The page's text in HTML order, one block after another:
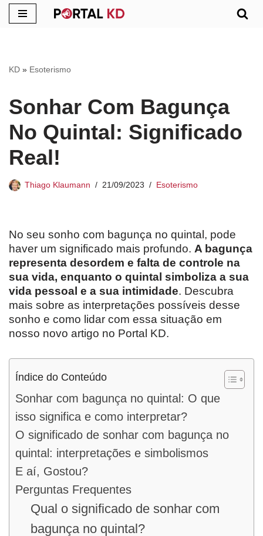
conteúdo
KD » Esoterismo
Sonhar Com Bagunça
No Quintal: Significado
Real!
Thiago Klaumann 21/09/2023 Esoterismo
No seu sonho com bagunça no quintal, pode
haver um significado mais profundo. A bagunça
representa desordem e falta de controle na
sua vida, enquanto o quintal simboliza a sua
vida pessoal e a sua intimidade. Descubra
mais sobre as interpretações possíveis desse
sonho e como lidar com essa situação em
nosso novo artigo no Portal KD.
Índice do Conteúdo
Sonhar com bagunça no quintal: O que
isso significa e como interpretar?
O significado de sonhar com bagunça no
quintal: interpretações e simbolismos
E aí, Gostou?
Perguntas Frequentes
Qual o significado de sonhar com
bagunça no quintal?